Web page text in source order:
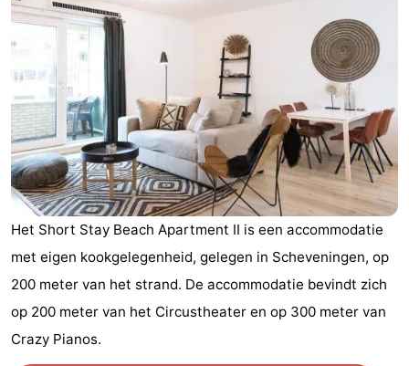
Appartementen
-
Nautisch
Centrum
Scheveningen
Bed
(&
breakfasts)
Campings
Hotels
Vakantiehuizen
-
Kijkduin
Last
Het Short Stay Beach Apartment II is een accommodatie
met eigen kookgelegenheid, gelegen in Scheveningen, op
200 meter van het strand. De accommodatie bevindt zich
op 200 meter van het Circustheater en op 300 meter van
Crazy Pianos.